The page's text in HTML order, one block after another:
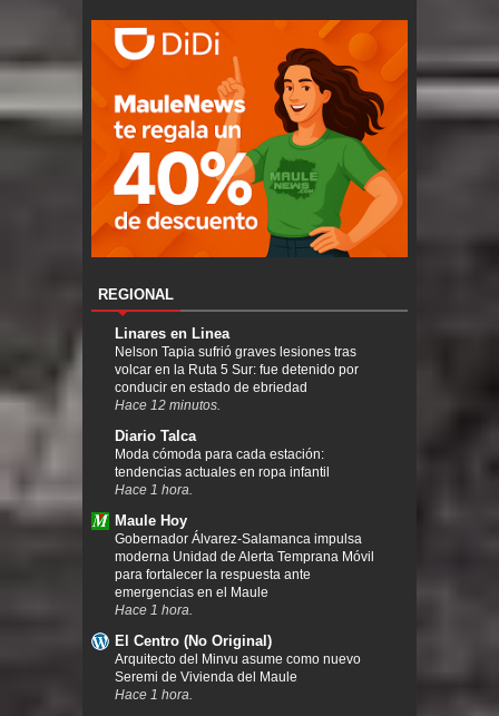
REGIONAL
Linares en Linea
Nelson Tapia sufrió graves lesiones tras
volcar en la Ruta 5 Sur: fue detenido por
conducir en estado de ebriedad
Hace 12 minutos.
Diario Talca
Moda cómoda para cada estación:
tendencias actuales en ropa infantil
Hace 1 hora.
Maule Hoy
Gobernador Álvarez-Salamanca impulsa
moderna Unidad de Alerta Temprana Móvil
para fortalecer la respuesta ante
emergencias en el Maule
Hace 1 hora.
El Centro (No Original)
Arquitecto del Minvu asume como nuevo
Seremi de Vivienda del Maule
Hace 1 hora.